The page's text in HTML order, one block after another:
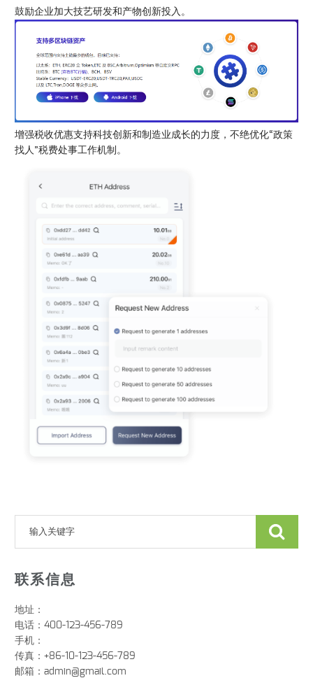
鼓励企业加大技艺研发和产物创新投入。
增强税收优惠支持科技创新和制造业成长的力度，不绝优化“政策
找人”税费处事工作机制。
联系信息
地址：
电话：400-123-456-789
手机：
传真：+86-10-123-456-789
邮箱： admin@gmail.com